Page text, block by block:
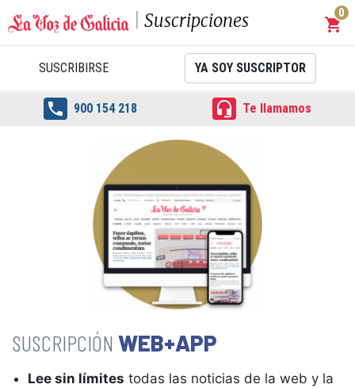
Suscripciones shopping_cart
0
SUSCRIBIRSE YA SOY SUSCRIPTOR
 900 154 218  Te llamamos
WEB+APP
Lee sin límites todas las noticias de la web y la